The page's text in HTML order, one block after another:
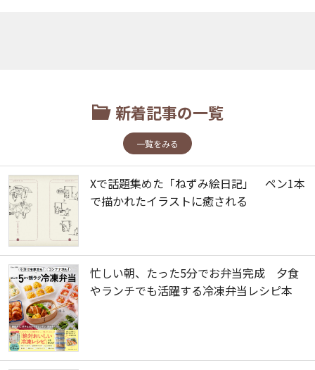
新着記事の一覧
一覧をみる
Xで話題集めた「ねずみ絵日記」 ペン1本
で描かれたイラストに癒される
忙しい朝、たった5分でお弁当完成 夕食
やランチでも活躍する冷凍弁当レシピ本